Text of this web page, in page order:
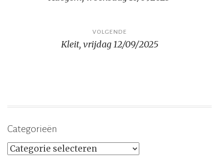
VOLGENDE
Kleit, vrijdag 12/09/2025
Categorieën
Categorieën